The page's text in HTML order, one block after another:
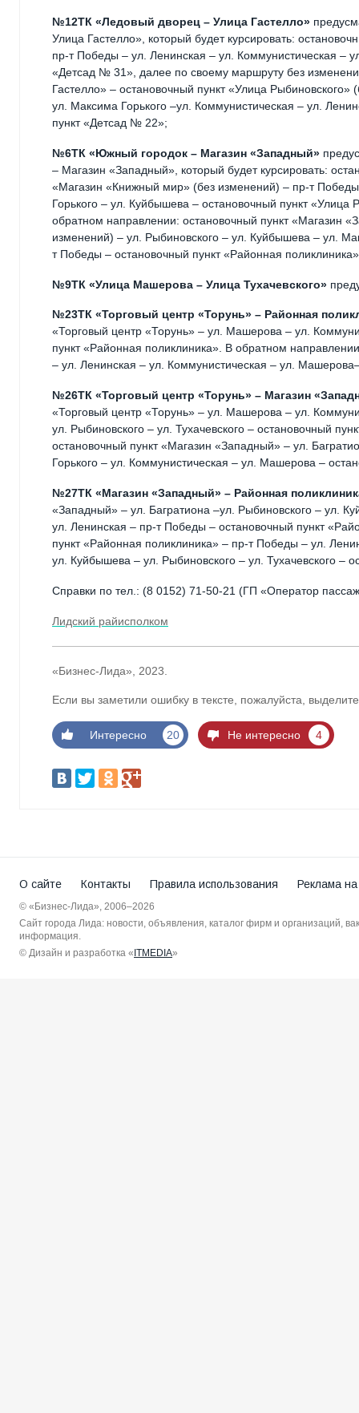
№12ТК «Ледовый дворец – Улица Гастелло»
Улица Гастелло», который будет курсировать:
пр-т Победы – ул. Ленинская – ул. Коммунистическая –
«Детсад № 31», далее по своему маршруту без
Гастелло» – остановочный пункт «Улица
ул. Максима Горького –ул. Коммунистическая – ул.
пункт «Детсад № 22»;
№6ТК «Южный городок – Магазин «Западный»
– Магазин «Западный», который будет курсировать:
«Магазин «Книжный мир» (без изменений) – пр-т
Горького – ул. Куйбышева – остановочный пункт
обратном направлении: остановочный пункт «Магазин
изменений) – ул. Рыбиновского – ул. Куйбышева – ул.
т Победы – остановочный пункт «Районная
№9ТК «Улица Машерова – Улица Тухачевского»
№23ТК «Торговый центр «Торунь» – Районная
«Торговый центр «Торунь» – ул. Машерова – ул.
пункт «Районная поликлиника». В обратном
– ул. Ленинская – ул. Коммунистическая – ул.
№26ТК «Торговый центр «Торунь» – Магазин
«Торговый центр «Торунь» – ул. Машерова – ул.
ул. Рыбиновского – ул. Тухачевского – остановочный
остановочный пункт «Магазин «Западный» – ул.
Горького – ул. Коммунистическая – ул. Машерова –
№27ТК «Магазин «Западный» – Районная
«Западный» – ул. Багратиона –ул. Рыбиновского – ул.
ул. Ленинская – пр-т Победы – остановочный пункт
пункт «Районная поликлиника» – пр-т Победы – ул.
ул. Куйбышева – ул. Рыбиновского – ул. Тухачевского –
Справки по тел.: (8 0152) 71-50-21 (ГП «Оператор
Лидский райисполком
«Бизнес-Лида», 2023.
Если вы заметили ошибку в тексте, пожалуйста,
Интересно 20 Не интересно 4
О сайте Контакты Правила использования Реклама
© «Бизнес-Лида», 2006–2026
Сайт города Лида: новости, объявления, каталог фирм и организаций,
информация.
© Дизайн и разработка « ITMEDIA»